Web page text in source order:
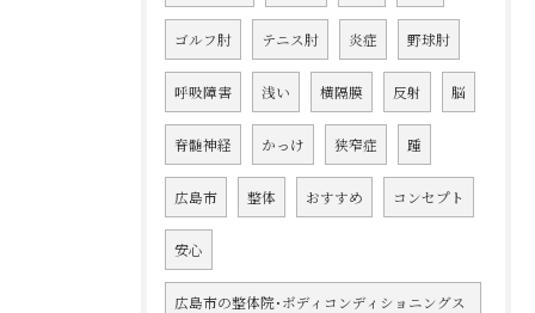
ゴルフ肘 テニス肘 炎症 野球肘
呼吸障害 浅い 横隔膜 反射 脳
脊髄神経 かっけ 狭窄症 踵
広島市 整体 おすすめ コンセプト
安心
広島市の整体院･ボディコンディショニングス